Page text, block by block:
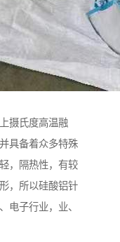
摄氏度高温融
具备着众多特殊
，隔热性，有较
，所以硅酸铝针
电子行业，业、